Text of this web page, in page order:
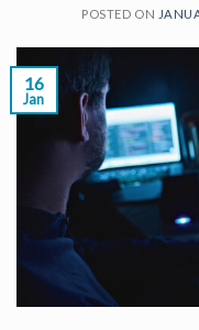
POSTED ON
16
Jan